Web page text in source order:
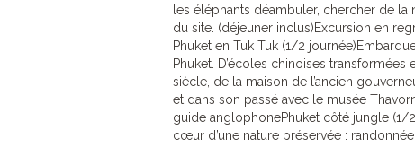
les éléphants déambuler, chercher de la
du site. (déjeuner inclus)Excursion en
Phuket en Tuk Tuk (1/2
Phuket. D’écoles chinoises
siècle, de la maison de l’ancien
et dans son passé avec le musée
guide anglophonePhuket côté jungle
cœur d’une nature préservée :